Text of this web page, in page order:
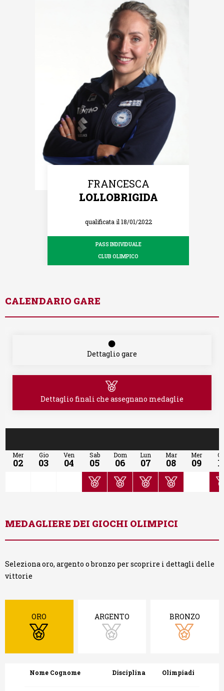
FRANCESCA
LOLLOBRIGIDA
qualificata il 18/01/2022
PASS INDIVIDUALE
CLUB OLIMPICO
CALENDARIO GARE
Dettaglio gare
Dettaglio finali che assegnano medaglie
Mer
02
Gio
03
Ven
04
Sab
05
Dom
06
Lun
07
Mar
08
Mer
09
MEDAGLIERE DEI GIOCHI OLIMPICI
Seleziona oro, argento o bronzo per scoprire i dettagli delle
vittorie
ORO ARGENTO BRONZO
Nome Cognome Disciplina Olimpiadi
Nome Cognome Disciplina Olimpiadi
Nome Cognome Disciplina Olimpiadi